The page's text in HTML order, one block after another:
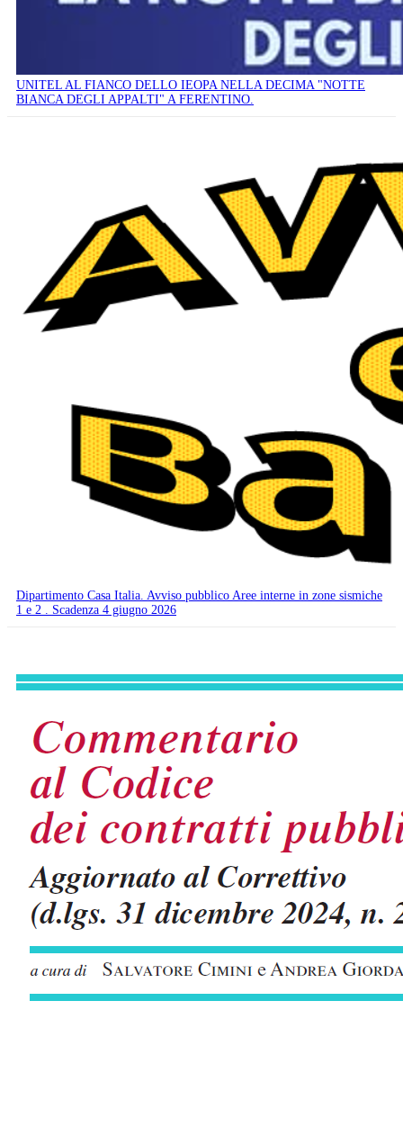
UNITEL AL FIANCO DELLO IEOPA NELLA DECIMA "NOTTE
BIANCA DEGLI APPALTI" A FERENTINO.
Dipartimento Casa Italia. Avviso pubblico Aree interne in zone sismiche
1 e 2 . Scadenza 4 giugno 2026